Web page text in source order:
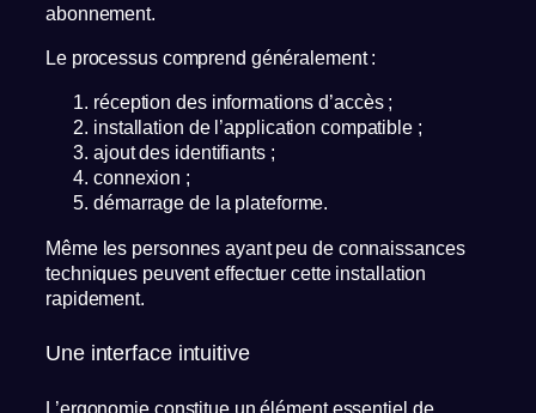
abonnement.
Le processus comprend généralement :
réception des informations d’accès ;
installation de l’application compatible ;
ajout des identifiants ;
connexion ;
démarrage de la plateforme.
Même les personnes ayant peu de connaissances
techniques peuvent effectuer cette installation
rapidement.
Une interface intuitive
L’ergonomie constitue un élément essentiel de